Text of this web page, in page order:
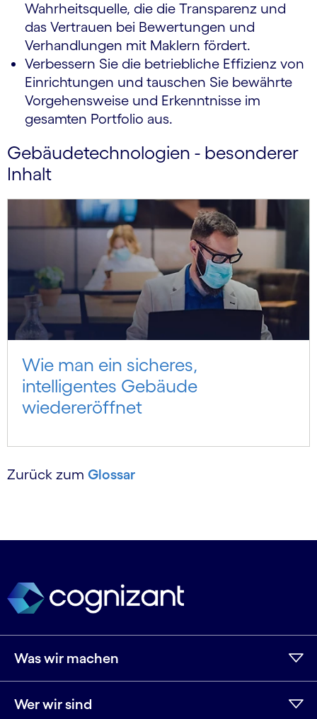
Wahrheitsquelle, die die Transparenz und
das Vertrauen bei Bewertungen und
Verhandlungen mit Maklern fördert.
Verbessern Sie die betriebliche Effizienz von
Einrichtungen und tauschen Sie bewährte
Vorgehensweise und Erkenntnisse im
gesamten Portfolio aus.
Gebäudetechnologien - besonderer
Inhalt
Wie man ein sicheres,
intelligentes Gebäude
wiedereröffnet
Zurück zum Glossar
Was wir machen
Wer wir sind